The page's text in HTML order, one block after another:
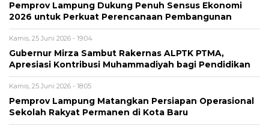
Pemprov Lampung Dukung Penuh Sensus Ekonomi
2026 untuk Perkuat Perencanaan Pembangunan
Kamis, 25 Juni 2026 - 19:04
Gubernur Mirza Sambut Rakernas ALPTK PTMA,
Apresiasi Kontribusi Muhammadiyah bagi Pendidikan
Kamis, 25 Juni 2026 - 18:05
Pemprov Lampung Matangkan Persiapan Operasional
Sekolah Rakyat Permanen di Kota Baru